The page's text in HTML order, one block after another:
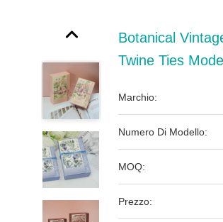
Botanical
Twine Ties
Marchio:
Numero Di Modello:
MOQ:
Prezzo: